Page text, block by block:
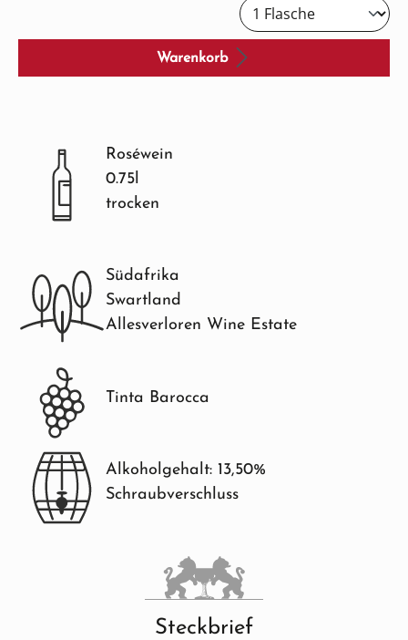
Warenkorb
Roséwein
0.75l
trocken
Südafrika
Swartland
Allesverloren Wine Estate
Tinta Barocca
Alkoholgehalt: 13,50%
Schraubverschluss
Steckbrief